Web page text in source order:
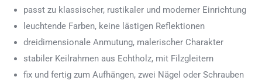
passt zu klassischer, rustikaler und moderner Einrichtung
leuchtende Farben, keine lästigen Reflektionen
dreidimensionale Anmutung, malerischer Charakter
stabiler Keilrahmen aus Echtholz, mit Filzgleitern
fix und fertig zum Aufhängen, zwei Nägel oder Schrauben